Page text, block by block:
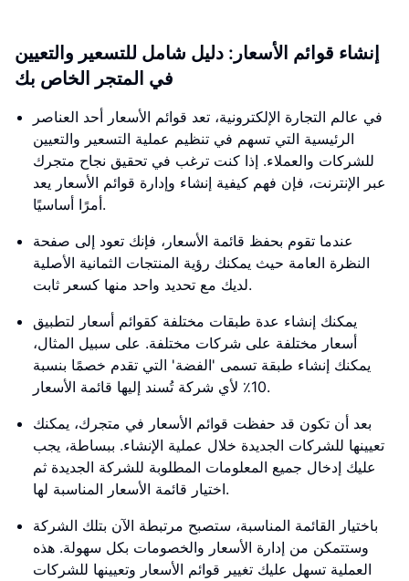
إنشاء قوائم الأسعار: دليل شامل للتسعير والتعيين
في المتجر الخاص بك
في عالم التجارة الإلكترونية، تعد قوائم الأسعار أحد العناصر
الرئيسية التي تسهم في تنظيم عملية التسعير والتعيين
للشركات والعملاء. إذا كنت ترغب في تحقيق نجاح متجرك
عبر الإنترنت، فإن فهم كيفية إنشاء وإدارة قوائم الأسعار يعد
أمرًا أساسيًا.
عندما تقوم بحفظ قائمة الأسعار، فإنك تعود إلى صفحة
النظرة العامة حيث يمكنك رؤية المنتجات الثمانية الأصلية
لديك مع تحديد واحد منها كسعر ثابت.
يمكنك إنشاء عدة طبقات مختلفة كقوائم أسعار لتطبيق
أسعار مختلفة على شركات مختلفة. على سبيل المثال،
يمكنك إنشاء طبقة تسمى 'الفضة' التي تقدم خصمًا بنسبة
10٪ لأي شركة تُسند إليها قائمة الأسعار.
بعد أن تكون قد حفظت قوائم الأسعار في متجرك، يمكنك
تعيينها للشركات الجديدة خلال عملية الإنشاء. ببساطة، يجب
عليك إدخال جميع المعلومات المطلوبة للشركة الجديدة ثم
اختيار قائمة الأسعار المناسبة لها.
باختيار القائمة المناسبة، ستصبح مرتبطة الآن بتلك الشركة
وستتمكن من إدارة الأسعار والخصومات بكل سهولة. هذه
العملية تسهل عليك تغيير قوائم الأسعار وتعيينها للشركات